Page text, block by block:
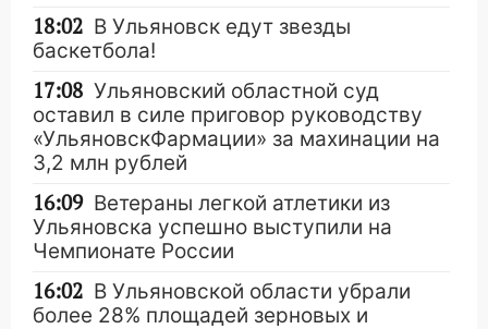
18:02 В Ульяновск едут звезды
баскетбола!
17:08 Ульяновский областной суд
оставил в силе приговор руководству
«УльяновскФармации» за махинации на
3,2 млн рублей
16:09 Ветераны легкой атлетики из
Ульяновска успешно выступили на
Чемпионате России
16:02 В Ульяновской области убрали
более 28% площадей зерновых и